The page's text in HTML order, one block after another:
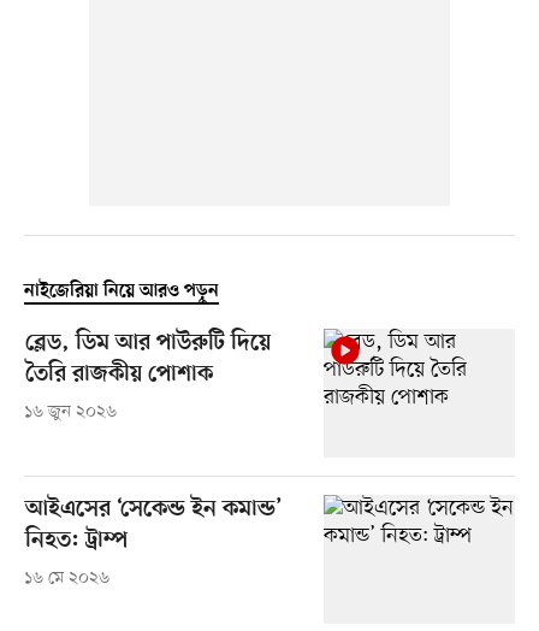
নাইজেরিয়া নিয়ে আরও পড়ুন
ব্লেড, ডিম আর পাউরুটি দিয়ে
তৈরি রাজকীয় পোশাক
১৬ জুন ২০২৬
আইএসের ‘সেকেন্ড ইন কমান্ড’
নিহত: ট্রাম্প
১৬ মে ২০২৬